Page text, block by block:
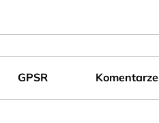
GPSR Komentarze